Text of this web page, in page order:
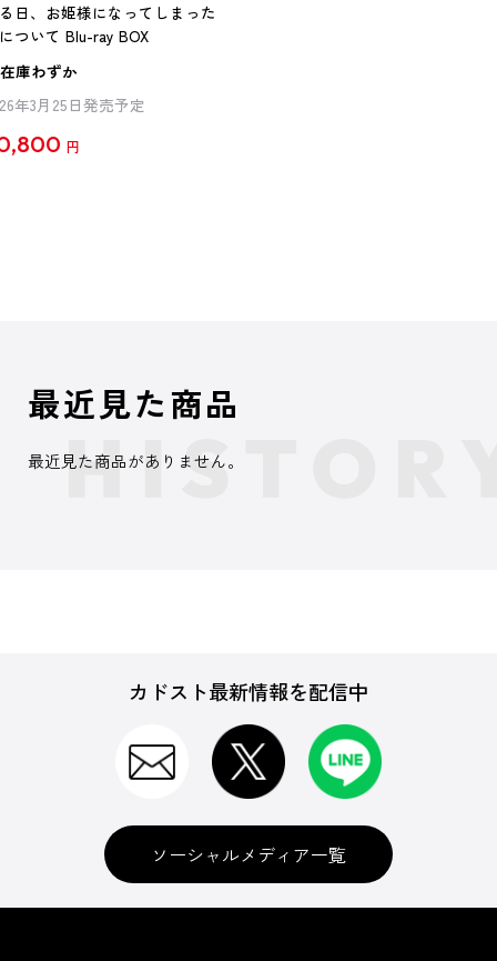
日、お姫様になってしまった
ついて Blu-ray BOX
在庫わずか
年3月25日発売予定
円
最近見た商品
最近見た商品がありません。
カドスト最新情報を配信中
ソーシャルメディア一覧